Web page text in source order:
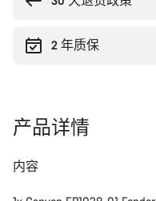
2 年质保
产品详情
内容